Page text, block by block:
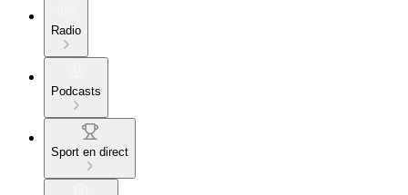
Radio
Podcasts
Sport en direct